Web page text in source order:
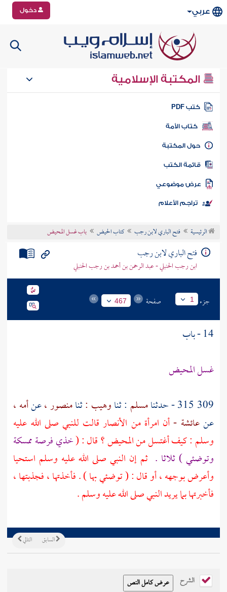
عربي دخول
المكتبة الإسلامية
كتب PDF
كتاب الأمة
المكتبة
الكتب
موضوعي
تراجم الأعلام
الرئيسية فتح الباري لابن رجب كتاب الحيض باب غسل المحيض
فتح الباري لابن رجب
ابن رجب الحنبلي - عبد الرحمن بن أحمد بن رجب الحنبلي
جزء 1 صفحة 467
14 - باب
غسل المحيض
309 315 - حدثنا
مسلم : ثناوهيب :ثنامنصور ،عنأمه ،
عنعائشة -أن امرأة من الأنصار قالت للنبي صلى الله عليه
وسلم : كيف أغتسل من المحيض ؟ قال : (خذي فرصة ممسكة
وتوضئي ) ثلاثا . ثم إن النبي صلى الله عليه وسلم استحيا
وأعرض بوجهه ، أو قال : ( توضئي بها ) . فأخذتها ، فجذبتها ،
فأخبرتها بما يريد النبي صلى الله عليه وسلم .
التالي السابق
الشرح